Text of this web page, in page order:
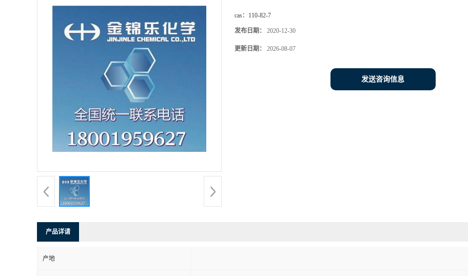
cas： 110-82-7
发布日期： 2020-12-30
更新日期： 2026-08-07
发送咨询信息
产品详请
产地